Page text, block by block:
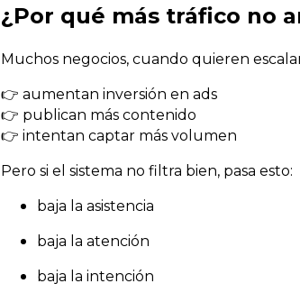
¿Por qué más tráfico no
Muchos negocios, cuando quieren
👉 aumentan inversión en ads
👉 publican más contenido
👉 intentan captar más volumen
Pero si el sistema no filtra bien, pasa esto:
baja la asistencia
baja la atención
baja la intención